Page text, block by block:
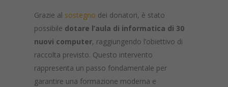
Grazie al sostegno dei donatori, è stato
possibile dotare l’aula di informatica di 30
nuovi computer, raggiungendo l’obiettivo di
raccolta previsto. Questo intervento
rappresenta un passo fondamentale per
garantire una formazione moderna e